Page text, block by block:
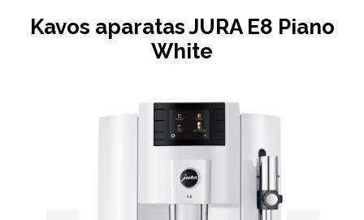
Kavos aparatas JURA E8 Piano
White